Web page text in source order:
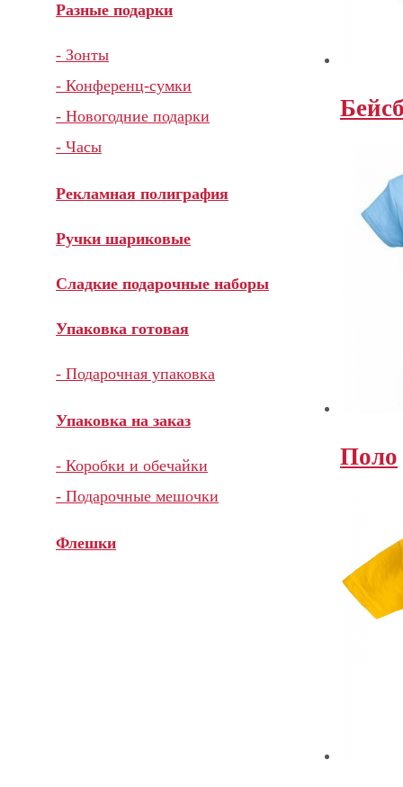
Поло
Разные подарки
- Зонты
- Конференц-сумки
- Новогодние подарки
- Часы
Рекламная полиграфия
Ручки шариковые
Сладкие подарочные наборы
Упаковка готовая
- Подарочная упаковка
Упаковка на заказ
- Коробки и обечайки
- Подарочные мешочки
Флешки